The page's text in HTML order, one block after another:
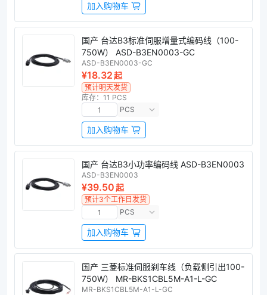
加入购物车
国产 台达B3标准伺服增量式编码线（100-
750W） ASD-B3EN0003-GC
ASD-B3EN0003-GC
¥18.32起
预计明天发货
库存：11 PCS
PCS
加入购物车
国产 台达B3小功率编码线 ASD-B3EN0003
ASD-B3EN0003
¥39.50起
预计3个工作日发货
PCS
加入购物车
国产 三菱标准伺服刹车线（负载侧引出100-
750W） MR-BKS1CBL5M-A1-L-GC
MR-BKS1CBL5M-A1-L-GC